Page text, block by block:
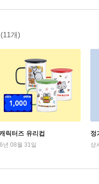
(11개)
릭터즈 유리컵
년 08월 31일
정
상